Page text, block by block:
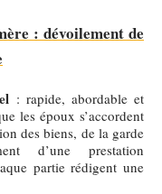
: dévoilement de
: rapide, abordable et
les époux s’accordent
des biens, de la garde
d’une prestation
partie rédigent une